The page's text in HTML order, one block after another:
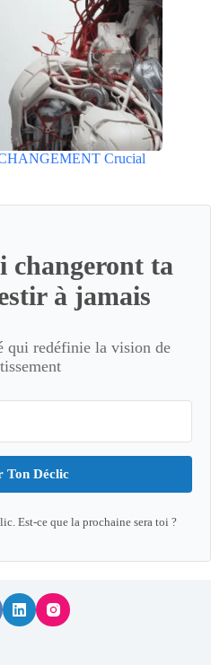
Crucial
changeront ta
à jamais
qui redéfinie la vision de
Ton Déclic
Est-ce que la prochaine sera toi ?